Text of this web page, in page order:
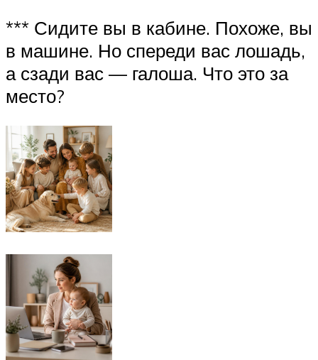
*** Сидите вы в кабине. Похоже, вы
в машине. Но спереди вас лошадь,
а сзади вас — галоша. Что это за
место?